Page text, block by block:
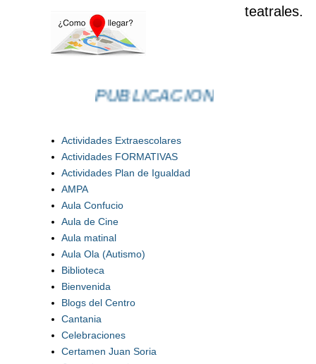
teatrales.
PUBLICACIONES
Actividades Extraescolares
Actividades FORMATIVAS
Actividades Plan de Igualdad
AMPA
Aula Confucio
Aula de Cine
Aula matinal
Aula Ola (Autismo)
Biblioteca
Bienvenida
Blogs del Centro
Cantania
Celebraciones
Certamen Juan Soria